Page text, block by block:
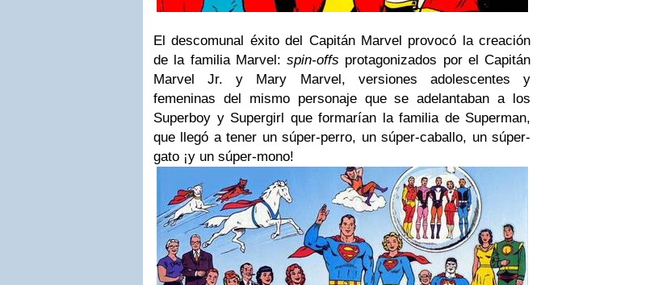
El descomunal éxito del Capitán Marvel provocó la creación
de la familia Marvel: spin-offs protagonizados por el Capitán
Marvel Jr. y Mary Marvel, versiones adolescentes y
femeninas del mismo personaje que se adelantaban a los
Superboy y Supergirl que formarían la familia de Superman,
que llegó a tener un súper-perro, un súper-caballo, un súper-
gato ¡y un súper-mono!